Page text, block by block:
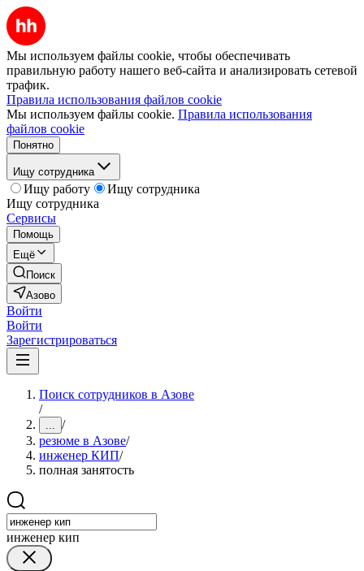
Мы используем файлы cookie, чтобы обеспечивать
правильную работу нашего веб-сайта и анализировать сетевой
трафик.
Правила использования файлов cookie
Мы используем файлы cookie. Правила использования
файлов cookie
Понятно
Ищу сотрудника
Ищу работу
Ищу сотрудника
Ищу сотрудника
Сервисы
Помощь
Ещё
Поиск
Азово
Войти
Войти
Зарегистрироваться
Поиск сотрудников в Азове
/
... /
резюме в Азове/
инженер КИП/
полная занятость
инженер кип